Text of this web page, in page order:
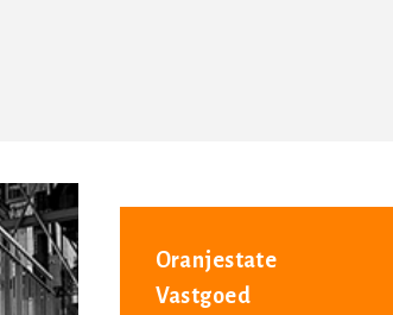
Oranjestate
Vastgoed